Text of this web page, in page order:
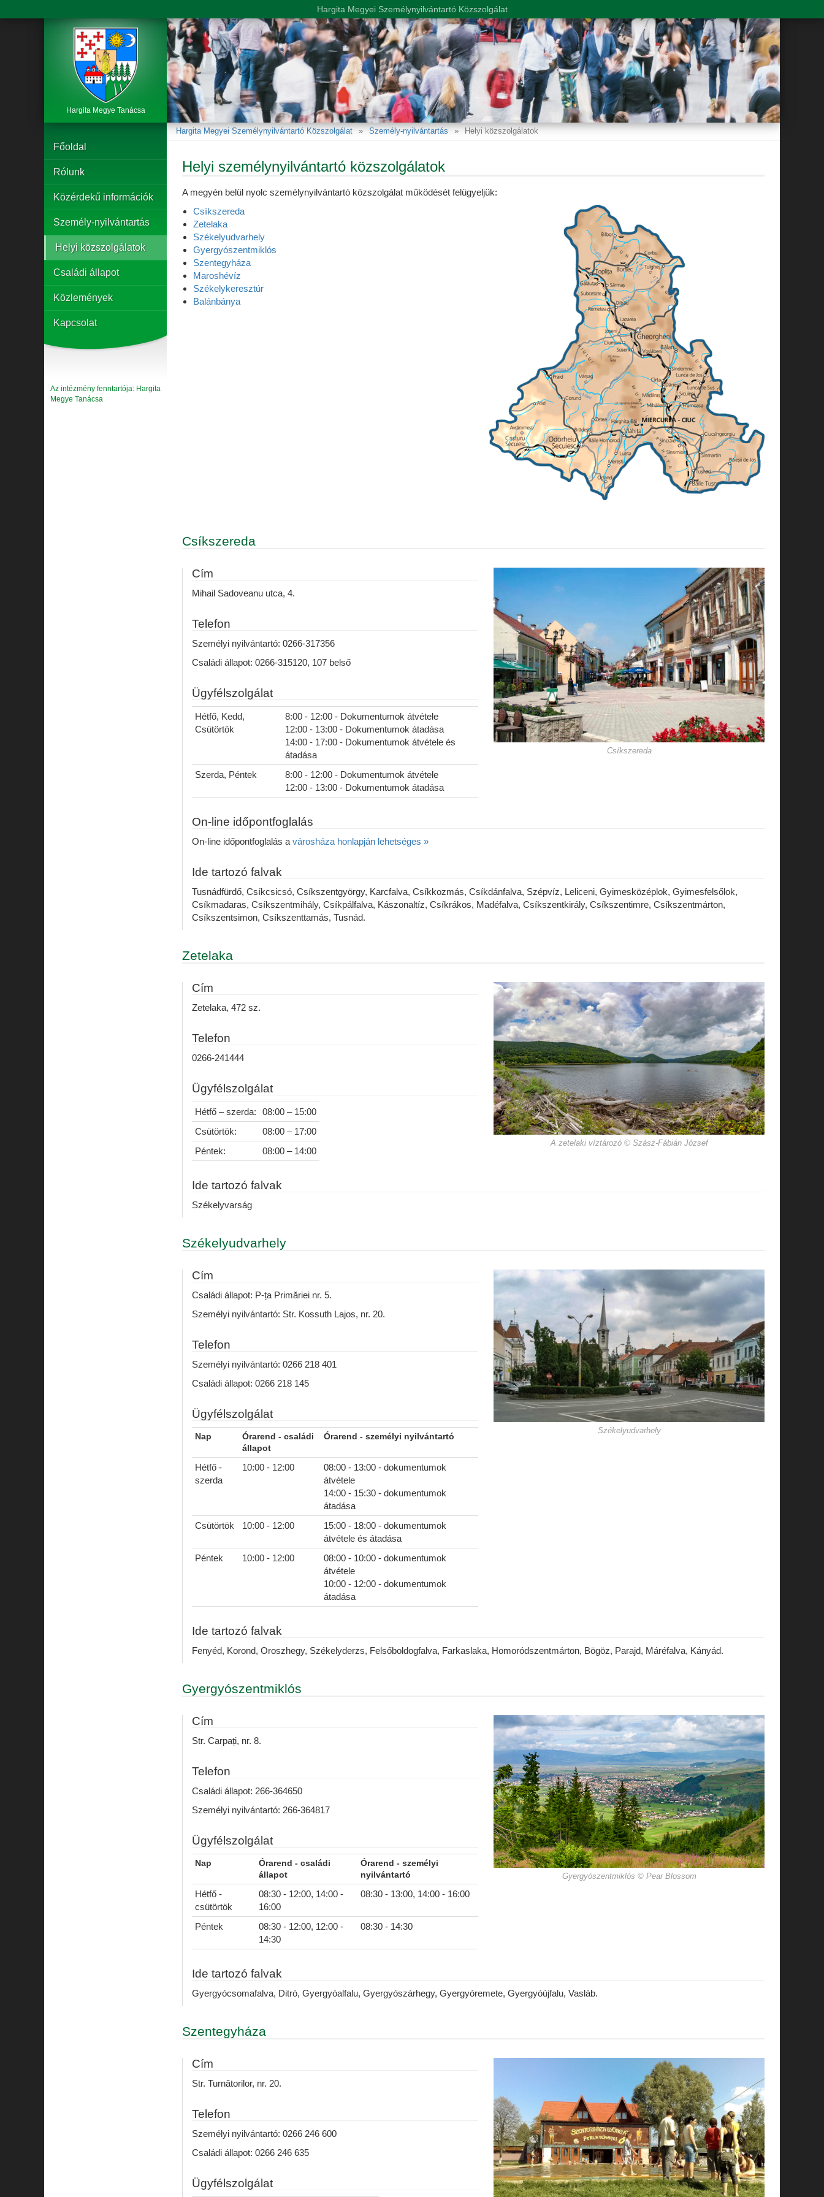
Főoldal
Rólunk
Közérdekű információk
Személy-nyilvántartás
Helyi közszolgálatok
Családi állapot
Közlemények
Kapcsolat
Az intézmény fenntartója: Hargita
Megye Tanácsa
Hargita Megyei Személynyilvántartó Közszolgálat Személy-nyilvántartás Helyi közszolgálatok
Helyi személynyilvántartó közszolgálatok
A megyén belül nyolc személynyilvántartó közszolgálat működését felügyeljük:
Csíkszereda
Zetelaka
Székelyudvarhely
Gyergyószentmiklós
Szentegyháza
Maroshévíz
Székelykeresztúr
Balánbánya
Csíkszereda
Csíkszereda
Cím
Mihail Sadoveanu utca, 4.
Telefon
Személyi nyilvántartó: 0266-317356
Családi állapot: 0266-315120, 107 belső
Ügyfélszolgálat
Hétfő, Kedd,
Csütörtök
8:00 - 12:00 - Dokumentumok átvétele
12:00 - 13:00 - Dokumentumok átadása
14:00 - 17:00 - Dokumentumok átvétele és
átadása
Szerda, Péntek
8:00 - 12:00 - Dokumentumok átvétele
12:00 - 13:00 - Dokumentumok átadása
On-line időpontfoglalás
On-line időpontfoglalás a városháza honlapján lehetséges »
Ide tartozó falvak
Tusnádfürdő, Csíkcsicsó, Csíkszentgyörgy, Karcfalva, Csíkkozmás, Csíkdánfalva, Szépvíz, Leliceni, Gyimesközéplok, Gyimesfelsőlok,
Csíkmadaras, Csíkszentmihály, Csíkpálfalva, Kászonaltíz, Csíkrákos, Madéfalva, Csíkszentkirály, Csíkszentimre, Csíkszentmárton,
Csíkszentsimon, Csíkszenttamás, Tusnád.
Zetelaka
A zetelaki víztározó © Szász-Fábián József
Cím
Zetelaka, 472 sz.
Telefon
0266-241444
Ügyfélszolgálat
Hétfő – szerda:
08:00 – 15:00
Csütörtök:
08:00 – 17:00
Péntek:
08:00 – 14:00
Ide tartozó falvak
Székelyvarság
Székelyudvarhely
Székelyudvarhely
Cím
Családi állapot: P-ța Primăriei nr. 5.
Személyi nyilvántartó: Str. Kossuth Lajos, nr. 20.
Telefon
Személyi nyilvántartó: 0266 218 401
Családi állapot: 0266 218 145
Ügyfélszolgálat
Nap
Órarend - családi
állapot
Órarend - személyi nyilvántartó
Hétfő -
szerda
10:00 - 12:00
08:00 - 13:00 - dokumentumok
átvétele
14:00 - 15:30 - dokumentumok
átadása
Csütörtök
10:00 - 12:00
15:00 - 18:00 - dokumentumok
átvétele és átadása
Péntek
10:00 - 12:00
08:00 - 10:00 - dokumentumok
átvétele
10:00 - 12:00 - dokumentumok
átadása
Ide tartozó falvak
Fenyéd, Korond, Oroszhegy, Székelyderzs, Felsőboldogfalva, Farkaslaka, Homoródszentmárton, Bögöz, Parajd, Máréfalva, Kányád.
Gyergyószentmiklós
Gyergyószentmiklós © Pear Blossom
Cím
Str. Carpați, nr. 8.
Telefon
Családi állapot: 266-364650
Személyi nyilvántartó: 266-364817
Ügyfélszolgálat
Nap
Órarend - családi
állapot
Órarend - személyi
nyilvántartó
Hétfő -
csütörtök
08:30 - 12:00, 14:00 -
16:00
08:30 - 13:00, 14:00 - 16:00
Péntek
08:30 - 12:00, 12:00 -
14:30
08:30 - 14:30
Ide tartozó falvak
Gyergyócsomafalva, Ditró, Gyergyóalfalu, Gyergyószárhegy, Gyergyóremete, Gyergyóújfalu, Vasláb.
Szentegyháza
Cím
Str. Turnătorilor, nr. 20.
Telefon
Személyi nyilvántartó: 0266 246 600
Családi állapot: 0266 246 635
Ügyfélszolgálat
Hargita Megyei Személynyilvántartó Közszolgálat
Hargita Megye Tanácsa